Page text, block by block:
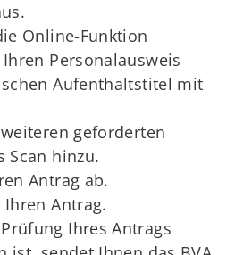
Online-Funktion
Personalausweis
Aufenthaltstitel mit
geforderten
Scan hinzu.
Antrag ab.
Ihren Antrag.
Ihres Antrags